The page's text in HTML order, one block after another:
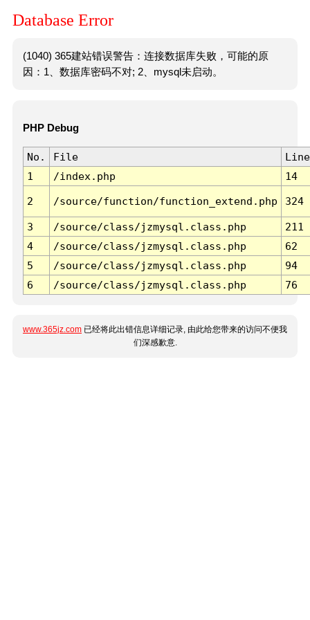
Database Error
(1040) 365建站错误警告：连接数据库失败，可能的原
因：1、数据库密码不对; 2、mysql未启动。
PHP Debug
No. File
Line
1
/index.php 14
2 /source/function/function_extend.php 324
3 /source/class/jzmysql.class.php
211
4
/source/class/jzmysql.class.php
62
5
/source/class/jzmysql.class.php
94
6
/source/class/jzmysql.class.php 76
www.365jz.com 已经将此出错信息详细记录, 由此给您带来的访问不便我
们深感歉意.